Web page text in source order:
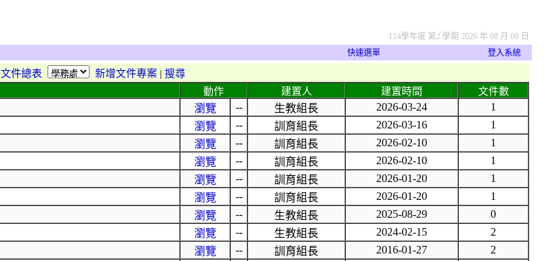
114學年度 第2 學期 2026 年 08 月 09 日
快速選單 登入系統
文件總表 新增文件專案 | 搜尋
動作 建置人 建置時間 文件數
瀏覽 -- 生教組長 2026-03-24
1
瀏覽 -- 訓育組長 2026-03-16
1
瀏覽 -- 訓育組長 2026-02-10
1
瀏覽 -- 訓育組長 2026-02-10
1
瀏覽 -- 訓育組長 2026-01-20
1
瀏覽 -- 訓育組長 2026-01-20
1
瀏覽 -- 生教組長 2025-08-29
0
瀏覽 -- 生教組長 2024-02-15
2
瀏覽 -- 訓育組長 2016-01-27
2